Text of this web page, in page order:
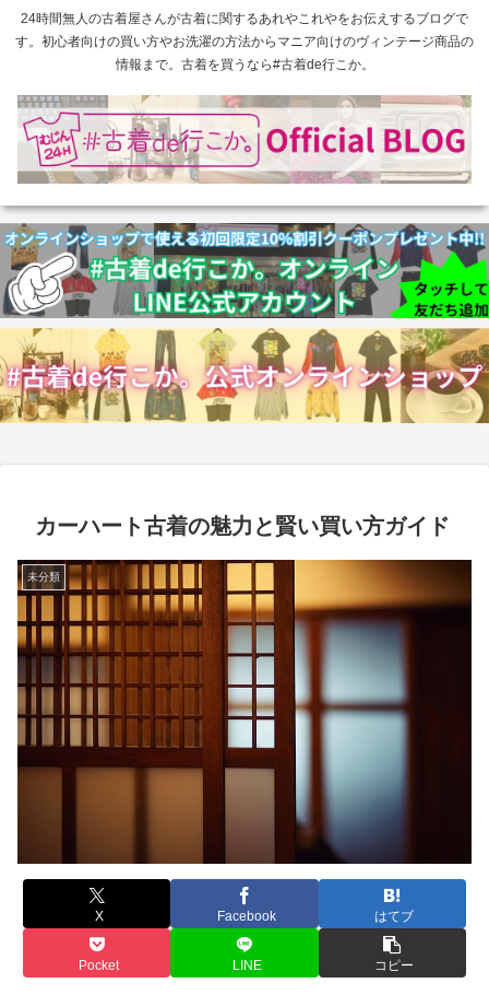
24時間無人の古着屋さんが古着に関するあれやこれやをお伝えするブログで
す。初心者向けの買い方やお洗濯の方法からマニア向けのヴィンテージ商品の
情報まで。古着を買うなら#古着de行こか。
カーハート古着の魅力と賢い買い方ガイド
未分類
X Facebook はてブ
Pocket LINE コピー